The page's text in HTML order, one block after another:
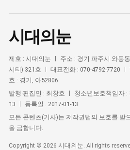
시대의눈
제호 : 시대의눈 ㅣ 주소 : 경기 파주시 와동
시티) 321호 ㅣ 대표전화 : 070-4792-7720
호 : 경기, 아52806
발행·편집인 : 최창호 ㅣ 청소년보호책임자
13 ㅣ 등록일 : 2017-01-13
모든 콘텐츠(기사)는 저작권법의 보호를 받
을 금합니다.
Copyright © 2026 시대의눈. All rights